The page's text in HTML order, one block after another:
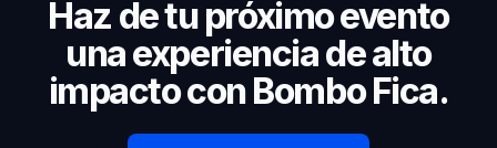
Haz de tu próximo evento
una experiencia de alto
impacto con Bombo Fica.